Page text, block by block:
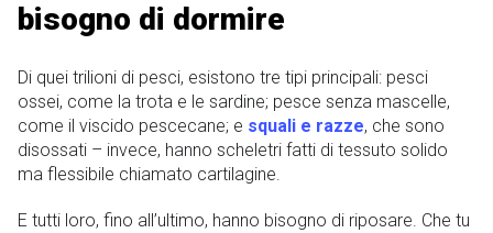
bisogno di dormire
Di quei trilioni di pesci, esistono tre tipi principali: pesci
ossei, come la trota e le sardine; pesce senza mascelle,
come il viscido pescecane; e squali e razze, che sono
disossati – invece, hanno scheletri fatti di tessuto solido
ma flessibile chiamato cartilagine.
E tutti loro, fino all’ultimo, hanno bisogno di riposare. Che tu